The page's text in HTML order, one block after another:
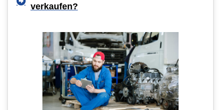
verkaufen?